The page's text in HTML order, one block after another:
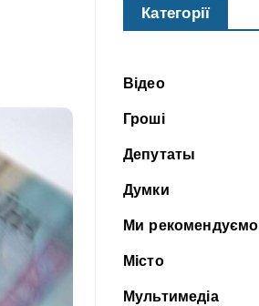
Категорії
Відео
Гроші
Депутаты
Думки
Ми рекомендуємо
Місто
Мультимедіа